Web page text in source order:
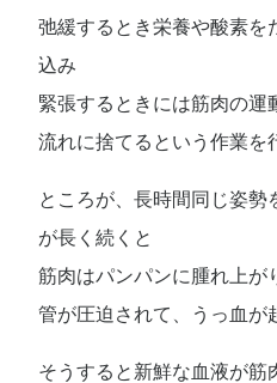
弛緩するとき栄養や酸素を
込み
緊張するときには筋肉の運
流れに捨てるという作業を
ところが、長時間同じ姿勢
が長く続くと
筋肉はパンパンに腫れ上が
管が圧迫されて、うっ血が
そうすると新鮮な血液が筋